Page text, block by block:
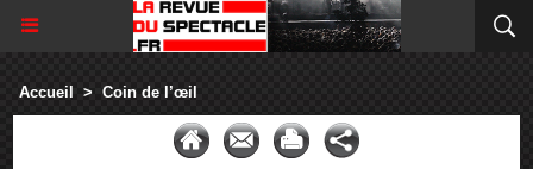
Accueil > Coin de l’œil